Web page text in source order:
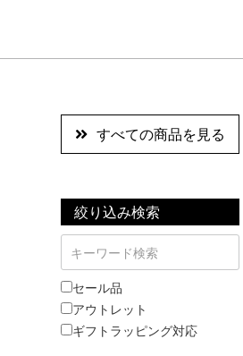
すべての商品を見る
絞り込み検索
セール品
アウトレット
ギフトラッピング対応